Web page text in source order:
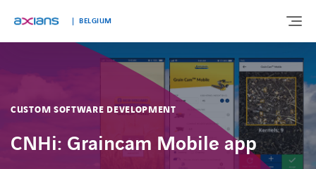
BELGIUM
EXPERTISE
CUSTOM SOFTWARE DEVELOPMENT
CNHi: Graincam Mobile app